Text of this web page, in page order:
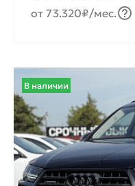
от 73.320₽/мес.
В наличии